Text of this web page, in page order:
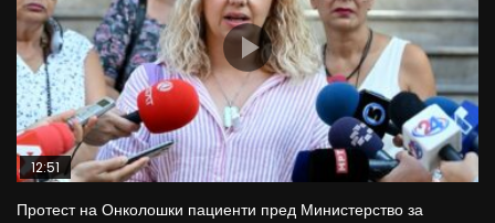
12:51
Протест на Онколошки пациенти пред Министерство за